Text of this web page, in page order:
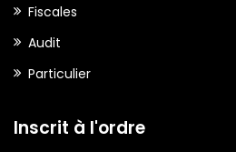
Fiscales
Audit
Particulier
Inscrit à l'ordre